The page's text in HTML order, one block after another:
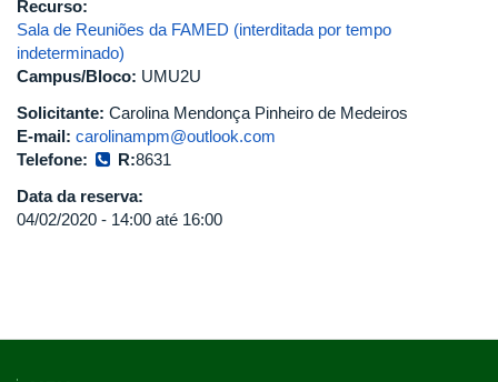
Recurso:
Sala de Reuniões da FAMED (interditada por tempo
indeterminado)
Campus/Bloco: UMU2U
Solicitante: Carolina Mendonça Pinheiro de Medeiros
E-mail: carolinampm@outlook.com
Telefone:
R:8631
Data da reserva:
04/02/2020 - 14:00 até 16:00